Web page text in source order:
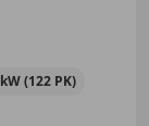
(122 PK)